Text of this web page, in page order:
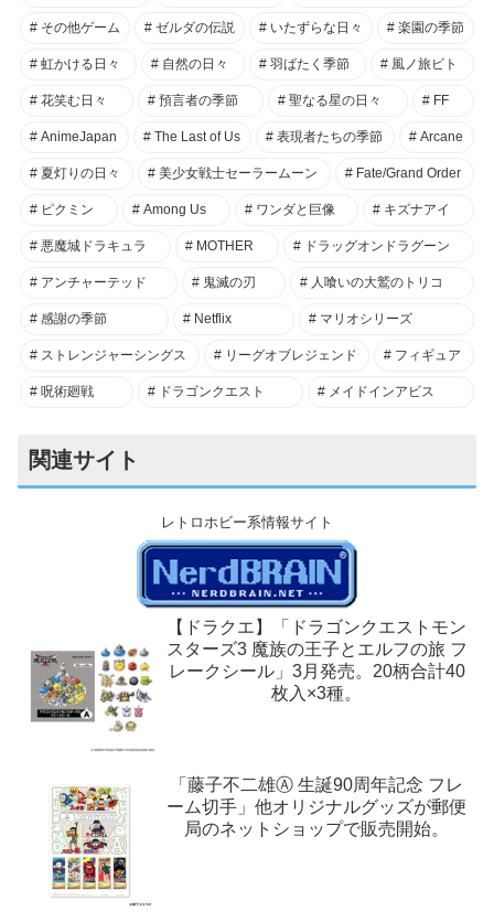
その他ゲーム ゼルダの伝説 いたずらな日々 楽園の季節
虹かける日々 自然の日々 羽ばたく季節 風ノ旅ビト
花笑む日々 預言者の季節 聖なる星の日々 FF
AnimeJapan The Last of Us 表現者たちの季節 Arcane
夏灯りの日々 美少女戦士セーラームーン Fate/Grand Order
ピクミン Among Us ワンダと巨像 キズナアイ
悪魔城ドラキュラ MOTHER ドラッグオンドラグーン
アンチャーテッド 鬼滅の刃 人喰いの大鷲のトリコ
感謝の季節 Netflix マリオシリーズ
ストレンジャーシングス リーグオブレジェンド フィギュア
呪術廻戦 ドラゴンクエスト メイドインアビス
関連サイト
レトロホビー系情報サイト
【ドラクエ】「ドラゴンクエストモン
スターズ3 魔族の王子とエルフの旅 フ
レークシール」3月発売。20柄合計40
枚入×3種。
「藤子不二雄Ⓐ 生誕90周年記念 フレ
ーム切手」他オリジナルグッズが郵便
局のネットショップで販売開始。